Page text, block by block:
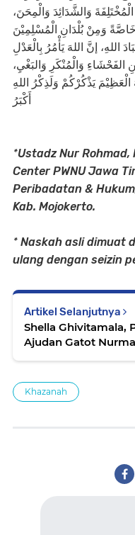
وَالشَّدَائِدَ وَالْمِحَنَ،
وَمِنْ بُلْدَانِ الْمُسْلِمِيْنَ
إنَّ اللهَ يَأْمُرُ بِالْعَدْلِ
الفَحْشَاءِ وَالْمُنْكَرِ وَالبَغْيِ،
يَذْكُرْكُمْ وَلَذِكْرُ اللهِ
*Ustadz Nur
Center PWNU Jawa
Peribadatan &
Kab. Mojokerto.
* Naskah asli dimuat
ulang dengan seizin
Artikel Selanjutnya
Shella Ghivitamala,
Ajudan Gatot
Khazanah